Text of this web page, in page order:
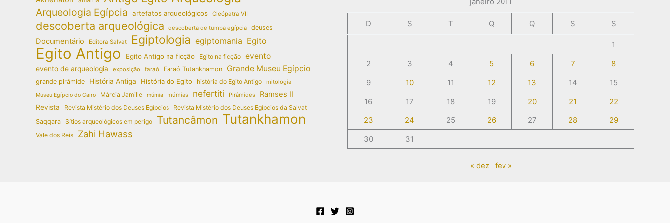
Arqueologia Egípcia artefatos arqueológicos Cleópatra VII
descoberta arqueológica descoberta de tumba egípcia deuses
Documentário Editora Salvat Egiptologia egiptomania Egito
Egito Antigo Egito Antigo na ficção Egito na ficção evento
evento de arqueologia exposição faraó Faraó Tutankhamon Grande Museu Egípcio
grande pirâmide História Antiga História do Egito história do Egito Antigo mitologia
Museu Egípcio do Cairo Márcia Jamille múmia múmias nefertiti Pirâmides Ramses II
Revista Revista Mistério dos Deuses Egípcios
Revista Mistério dos Deuses Egípcios da Salvat
Saqqara Sítios arqueológicos em perigo Tutancâmon Tutankhamon
Vale dos Reis Zahi Hawass
D S T Q Q S S
1
2
3 4 5 6 7
8
9
10 11 12 13 14
15
16
17 18 19 20 21
22
23
24 25 26 27 28
29
30
31
« dez fev »